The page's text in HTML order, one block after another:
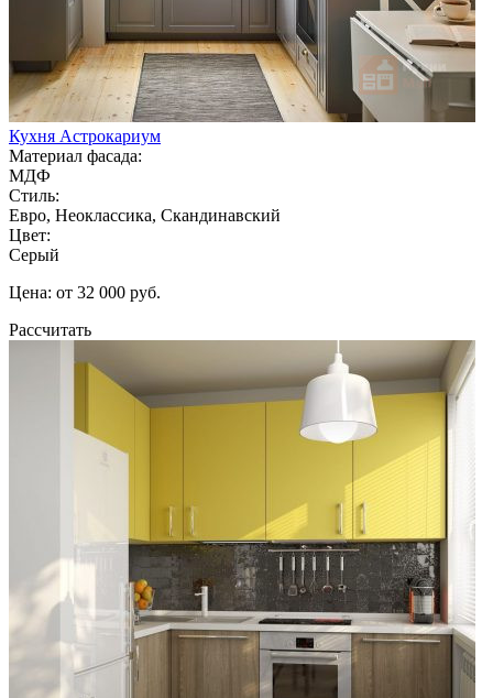
Кухня Астрокариум
Материал фасада:
МДФ
Стиль:
Евро, Неоклассика, Скандинавский
Цвет:
Серый
Цена: от 32 000 руб.
Рассчитать